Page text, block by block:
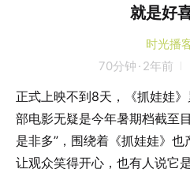
就是好
时光播
70分钟 · 2年前
正式上映不到8天，《抓娃娃
部电影无疑是今年暑期档截至
是非多”，围绕着《抓娃娃》
让观众笑得开心，也有人说它